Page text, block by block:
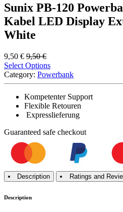
Sunix PB-120
Kabel LED Display
White
9,50 € 9,50€
Select Options
Category: Powerbank
Kompetenter Support
Flexible Retouren
Expresslieferung
Guaranteed safe checkout
Description Ratings and
Description